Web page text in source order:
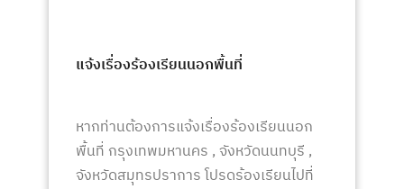
แจ้งเรื่องร้องเรียนนอกพื้นที่
หากท่านต้องการแจ้งเรื่องร้องเรียนนอก
พื้นที่ กรุงเทพมหานคร , จังหวัดนนทบุรี ,
จังหวัดสมุทรปราการ โปรดร้องเรียนไปที่